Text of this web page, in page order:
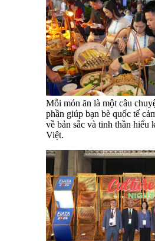
Mỗi món ăn là một câu
phần giúp bạn bè quốc tế
về bản sắc và tinh thần hiếu
Việt.